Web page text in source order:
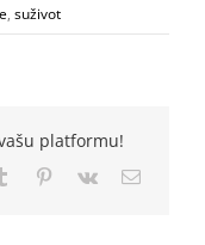
, suživot
platformu!
Tumblr Pinterest
Vk Email